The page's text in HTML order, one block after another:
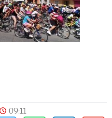
09:11